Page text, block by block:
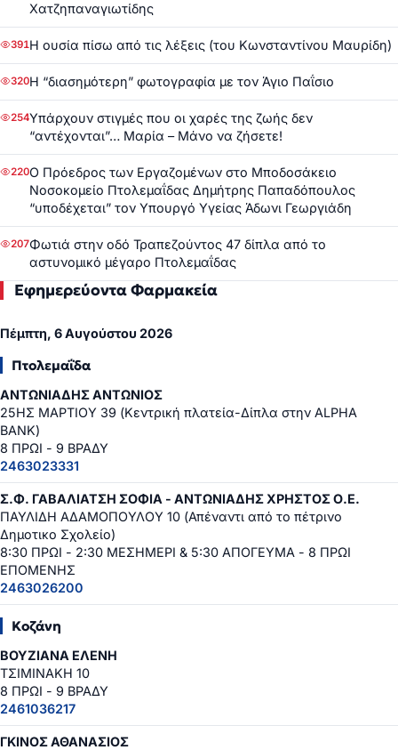
Χατζηπαναγιωτίδης
391Η ουσία πίσω από τις λέξεις (του Κωνσταντίνου Μαυρίδη)
320Η “διασημότερη” φωτογραφία με τον Άγιο Παΐσιο
254Υπάρχουν στιγμές που οι χαρές της ζωής δεν
“αντέχονται”… Μαρία – Μάνο να ζήσετε!
220Ο Πρόεδρος των Εργαζομένων στο Μποδοσάκειο
Νοσοκομείο Πτολεμαΐδας Δημήτρης Παπαδόπουλος
“υποδέχεται” τον Υπουργό Υγείας Άδωνι Γεωργιάδη
207Φωτιά στην οδό Τραπεζούντος 47 δίπλα από το
αστυνομικό μέγαρο Πτολεμαΐδας
Εφημερεύοντα Φαρμακεία
Πέμπτη, 6 Αυγούστου 2026
Πτολεμαΐδα
ΑΝΤΩΝΙΑΔΗΣ ΑΝΤΩΝΙΟΣ
25ΗΣ ΜΑΡΤΙΟΥ 39 (Κεντρική πλατεία-Δίπλα στην ALPHA
BANK)
8 ΠΡΩΙ - 9 ΒΡΑΔΥ
2463023331
Σ.Φ. ΓΑΒΑΛΙΑΤΣΗ ΣΟΦΙΑ - ΑΝΤΩΝΙΑΔΗΣ ΧΡΗΣΤΟΣ Ο.Ε.
ΠΑΥΛΙΔΗ ΑΔΑΜΟΠΟΥΛΟΥ 10 (Απέναντι από το πέτρινο
Δημοτικο Σχολείο)
8:30 ΠΡΩΙ - 2:30 ΜΕΣΗΜΕΡΙ & 5:30 ΑΠΟΓΕΥΜΑ - 8 ΠΡΩΙ
ΕΠΟΜΕΝΗΣ
2463026200
Κοζάνη
ΒΟΥΖΙΑΝΑ ΕΛΕΝΗ
ΤΣΙΜΙΝΑΚΗ 10
8 ΠΡΩΙ - 9 ΒΡΑΔΥ
2461036217
ΓΚΙΝΟΣ ΑΘΑΝΑΣΙΟΣ